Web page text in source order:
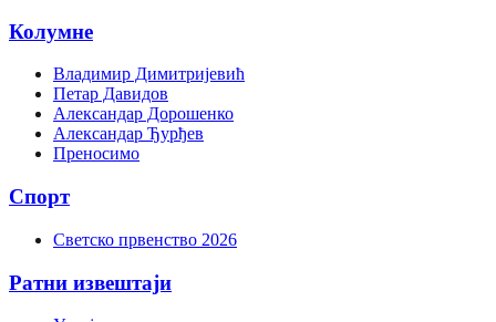
Колумне
Владимир Димитријевић
Петар Давидов
Александар Дорошенко
Александар Ђурђев
Преносимо
Спорт
Светско првенство 2026
Ратни извештаји